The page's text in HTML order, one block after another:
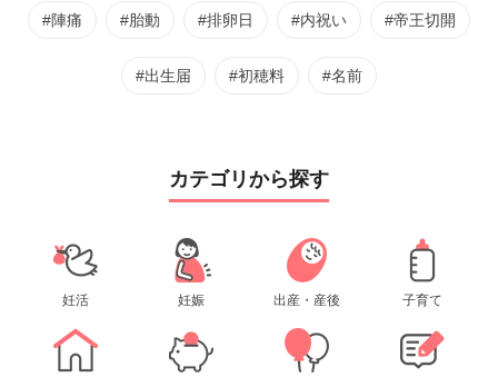
#陣痛 #胎動 #排卵日 #内祝い #帝王切開
#出生届 #初穂料 #名前
カテゴリから探す
妊活 妊娠 出産・産後 子育て